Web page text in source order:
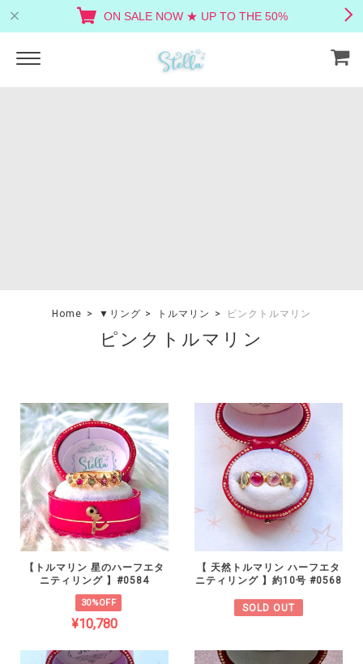
ON SALE NOW ★ UP TO THE 50%
Home ▼リング トルマリン ピンクトルマリン
ピンクトルマリン
【トルマリン 星のハーフエタ
ニティリング 】#0584
30%OFF
¥10,780
【 天然トルマリン ハーフエタ
ニティリング 】約10号 #0568
SOLD OUT